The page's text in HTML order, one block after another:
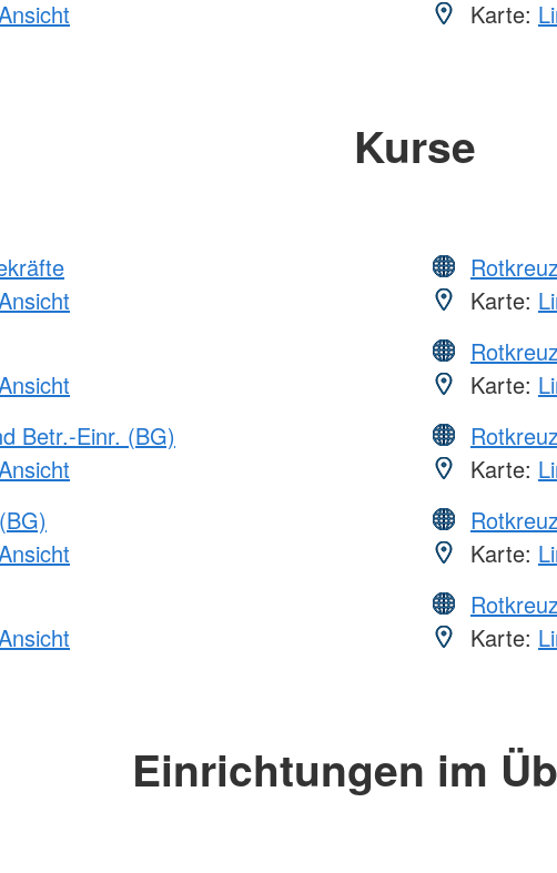
Karte:
Kurse
Betr.-Einr. (BG)
Karte:
Karte:
Karte:
Karte:
Karte:
Einrichtungen im